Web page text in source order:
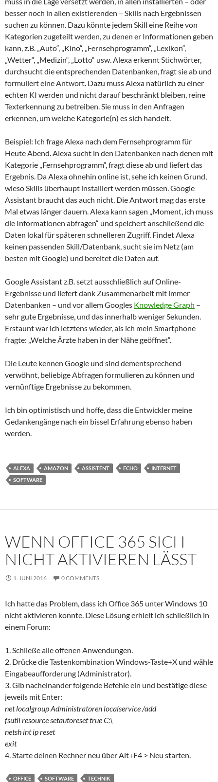
besser noch in allen existierenden – Skills nach Ergebnissen
suchen zu können. Dazu könnte jedem Skill eine Reihe von
Kategorien zugeteilt werden, zu denen er Informationen geben
kann, z.B. „Auto“, „Kino“, „Fernsehprogramm“, „Lexikon“,
„Wetter“, „Medizin“, „Lotto“ usw. Alexa erkennt Stichwörter,
durchsucht die entsprechenden Datenbanken, fragt sie ab und
formuliert eine Antwort. Dazu muss Alexa natürlich zu einer
echten KI werden und nicht darauf beschränkt bleiben, reine
Texterkennung zu betreiben. Sie muss in den Anfragen
erkennen, um welche Kategorie(n) es sich handelt.
Beispiel: Ich frage Alexa nach dem Fernsehprogramm für
Heute Abend. Alexa sucht in den Datenbanken nach denen mit
Kategorie „Fernsehprogramm“, fragt diese ab und liefert das
Ergebnis. Da Alexa ohnehin online ist, sehe ich keinen Grund,
wieso Skills überhaupt installiert werden müssen. Google
Assistant braucht das auch nicht. Die Antwort mag das erste
Mal etwas länger dauern. Alexa kann sagen „Moment, ich muss
die Informationen abfragen“ und speichert anschließend die
Daten lokal für späteren schnelleren Zugriff. Findet Alexa
keinen passenden Skill/Datenbank, sucht sie im Netz (am
besten mit Google) und bereitet die Daten auf.
Google Assistant z.B. setzt ausschließlich auf Online-
Ergebnisse und liefert dank Zusammenarbeit mit immer
Datenbanken – und vor allem Googles Knowledge Graph –
sehr gute Ergebnisse, und das innerhalb weniger Sekunden.
Erstaunt war ich letztens wieder, als ich mein Smartphone
fragte: „Welche Ärzte haben in der Nähe geöffnet“.
Die Leute kennen Google und sind dementsprechend
verwöhnt, beliebige Abfragen formulieren zu können und
vernünftige Ergebnisse zu bekommen.
Ich bin optimistisch und hoffe, dass die Entwickler meine
Gedankengänge nach ein bissel Erfahrung ebenso haben
werden.
ALEXA AMAZON ASSISTENT ECHO
INTERNET
SOFTWARE
WENN OFFICE 365 SICH
NICHT AKTIVIEREN LÄSST
1. JUNI 2016 0 COMMENTS
Ich hatte das Problem, dass ich Office 365 unter Windows 10
nicht aktivieren konnte. Diese Lösung erhielt ich schließlich in
einem Forum:
1. Schließe alle offenen Anwendungen.
2. Drücke die Tastenkombination Windows-Taste+X und wähle
Eingabeaufforderung (Administrator).
3. Gib nacheinander folgende Befehle ein und bestätige diese
jeweils mit Enter:
net localgroup Administratoren localservice /add
fsutil resource setautoreset true C:\
netsh int ip reset
exit
4. Starte deinen Rechner neu über Alt+F4 > Neu starten.
OFFICE SOFTWARE TECHNIK